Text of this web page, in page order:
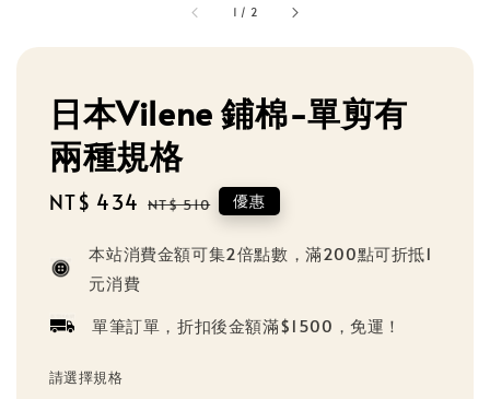
1 / 2
日本Vilene 鋪棉-單剪有
兩種規格
Sale
NT$ 434 Regular
NT$ 510 優惠
本站消費金額可集2倍點數，滿200點可折抵1
元消費
單筆訂單，折扣後金額滿$1500，免運！
請選擇規格